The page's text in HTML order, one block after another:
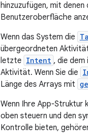
hinzuzufügen, mit
Benutzeroberfläche
Wenn das System die
übergeordneten
letzte Intent , die
Aktivität. Wenn Sie die
Länge des Arrays mit
Wenn Ihre App-Struktur
oben steuern und den
Kontrolle bieten,